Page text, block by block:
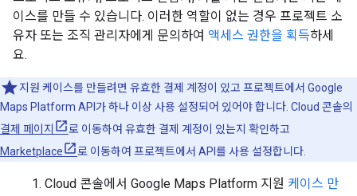
이스를 만들 수 있습니다. 이러한 역할이 없는 경우 프로젝트 소
유자 또는 조직 관리자에게 문의하여 액세스 권한을 획득하세
요.
지원 케이스를 만들려면 유효한 결제 계정이 있고 프로젝트에서 Google
Maps Platform API가 하나 이상 사용 설정되어 있어야 합니다. Cloud 콘솔의
결제 페이지
로 이동하여 유효한 결제 계정이 있는지 확인하고
Marketplace
로 이동하여 프로젝트에서 API를 사용 설정합니다.
Cloud 콘솔에서 Google Maps Platform 지원 케이스 만